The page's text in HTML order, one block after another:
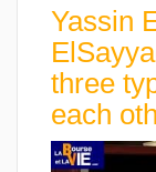
Yassin
three
each